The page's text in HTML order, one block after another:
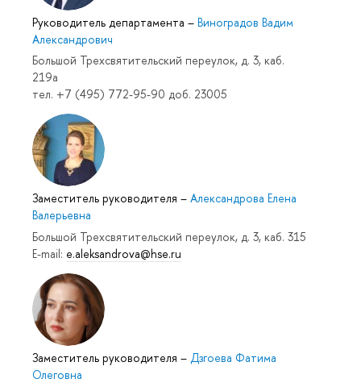
Руководитель департамента – Виноградов Вадим
Александрович
Большой Трехсвятительский переулок, д. 3, каб.
219a
тел. +7 (495) 772-95-90 доб. 23005
Заместитель руководителя – Александрова Елена
Валерьевна
Большой Трехсвятительский переулок, д. 3, каб. 315
E-mail: e.aleksandrova@hse.ru
Заместитель руководителя – Дзгоева Фатима
Олеговна